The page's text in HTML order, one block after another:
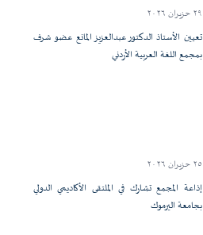
٢٩ حزيران ٢٠٢٦
تعيين الأستاذ الدكتور عبدالعزيز المانع عضو شرف
بمجمع اللغة العربية الأردني
٢٥ حزيران ٢٠٢٦
إذاعة المجمع تشارك في الملتقى الأكاديمي الدولي
بجامعة اليرموك